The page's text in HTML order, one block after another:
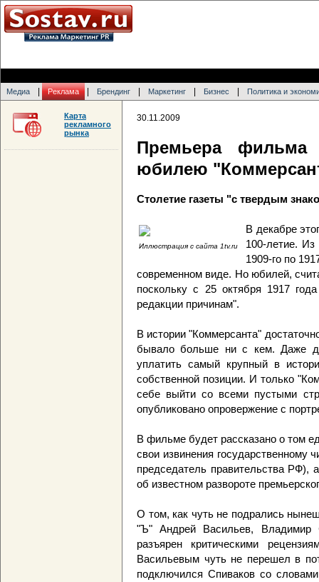
Медиа Реклама Брендинг Маркетинг Бизнес Политика и
30.11.2009
Премьера
юбилею
Столетие газеты "с твердым
Иллюстрация с сайта 1tv.ru
В декабре
100-летие.
1909-го по
современном виде. Но юбилей,
поскольку с 25 октября 1917
редакции причинам".
В истории "Коммерсанта"
бывало больше ни с кем. Даже
уплатить самый крупный в
собственной позиции. И только
себе выйти со всеми пустыми
опубликовано опровержение с
В фильме будет рассказано о том
свои извинения государственному
председатель правительства РФ),
об известном развороте
О том, как чуть не подрались
"Ъ" Андрей Васильев,
разъярен критическими
Васильевым чуть не перешел в
подключился Спиваков со
Карта
рекламного
рынка